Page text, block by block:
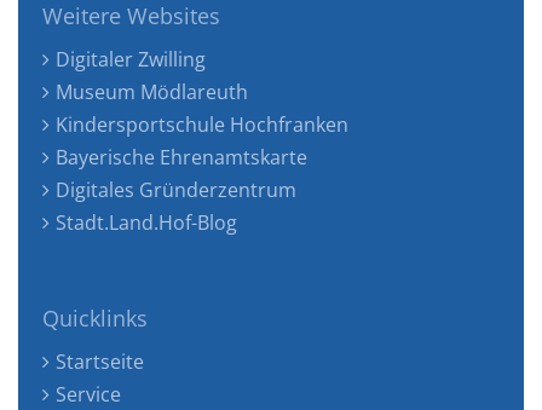
Weitere Websites
Digitaler Zwilling
Museum Mödlareuth
Kindersportschule Hochfranken
Bayerische Ehrenamtskarte
Digitales Gründerzentrum
Stadt.Land.Hof-Blog
Quicklinks
Startseite
Service